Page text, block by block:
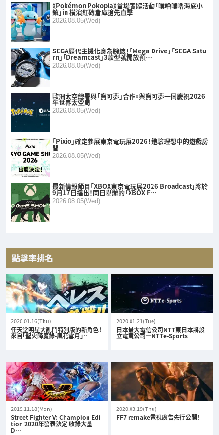
《Pokémon Pokopia》首場實體活動「噗嚕噗嚕海底小
鎮」in 橫濱紅磚倉庫搶先直擊
2026.08.05(Wed)
SEGA歷代主機化身為腕錶！「Mega Drive」「SEGA Satu
rn」「Dreamcast」3款型號開放預…
2026.08.05(Wed)
歐洲太空總署與「寶可夢」合作。與寶可夢一同慶祝2026
年世界太空周
2026.08.05(Wed)
「Pixio」確定參展東京電玩展2026！體驗理想中的遊戲房
間
2026.08.05(Wed)
最新情報節目「XBOX東京電玩展2026 Broadcast」將於
9月17日播出！同日舉辦的「XBOX F…
2026.08.05(Wed)
點擊率排名
2020.01.16(Thu)
任天堂明星大亂鬥特別版的新角色！
來自「聖火降魔錄-風花雪月」…
2020.01.21(Tue)
日本最大電信公司NTT東日本將設
立電競公司—NTTe-Sports
2019.11.18(Mon)
Street Fighter V: Champion Edi
tion 2020年發表決定 收錄大量
D…
2020.03.19(Thu)
FF7 remake電視廣告先行公開！